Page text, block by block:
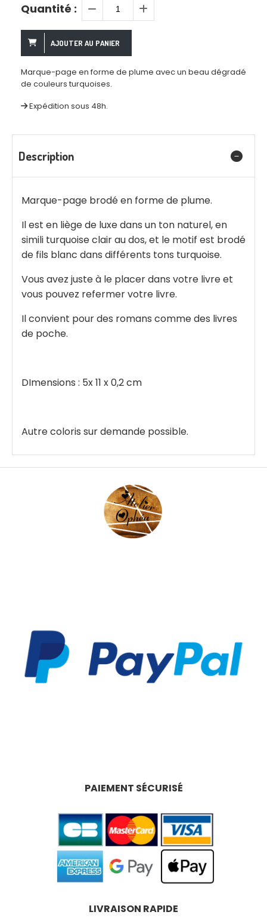
Quantité :
AJOUTER AU PANIER
Marque-page en forme de plume avec un beau dégradé
de couleurs turquoises.
Expédition sous 48h.
Description
Marque-page brodé en forme de plume.
Il est en liège de luxe dans un ton naturel, en
simili turquoise clair au dos, et le motif est brodé
de fils blanc dans différents tons turquoise.
Vous avez juste à le placer dans votre livre et
vous pouvez refermer votre livre.
Il convient pour des romans comme des livres
de poche.
DImensions : 5x 11 x 0,2 cm
Autre coloris sur demande possible.
PAIEMENT SÉCURISÉ
LIVRAISON RAPIDE